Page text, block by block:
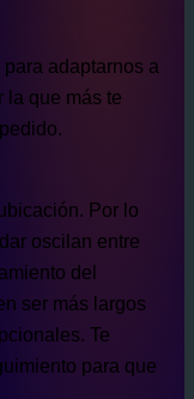
adaptarnos a
la que más te
Por lo
oscilan entre
del
ser más largos
Te
para que